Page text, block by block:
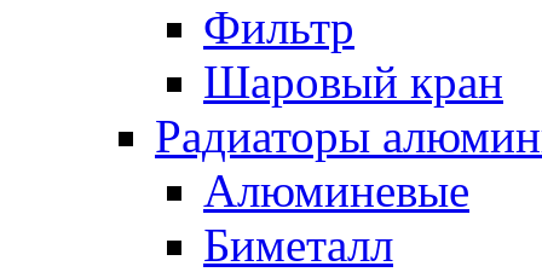
Фильтр
Шаровый кран
Радиаторы
Алюминевые
Биметалл